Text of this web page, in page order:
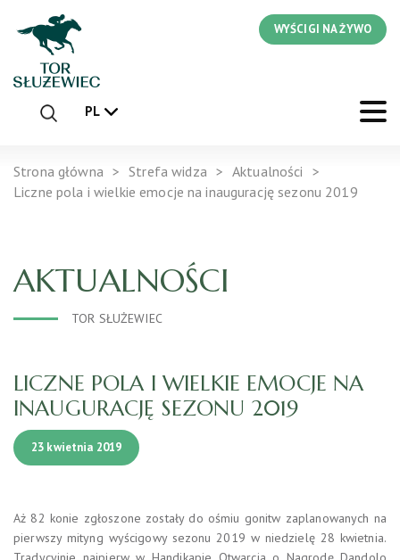
WYŚCIGI NA ŻYWO
PL
Strona główna Strefa widza
Aktualności
Liczne pola i wielkie emocje na inaugurację sezonu 2019
AKTUALNOŚCI
TOR SŁUŻEWIEC
LICZNE POLA I WIELKIE EMOCJE NA
INAUGURACJĘ SEZONU 2019
23 kwietnia 2019
Aż 82 konie zgłoszone zostały do ośmiu gonitw zaplanowanych na
pierwszy mityng wyścigowy sezonu 2019 w niedzielę 28 kwietnia.